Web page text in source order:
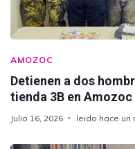
AMOZOC
Detienen a dos
tienda 3B en Amozoc
Julio 16, 2026 leido hace un